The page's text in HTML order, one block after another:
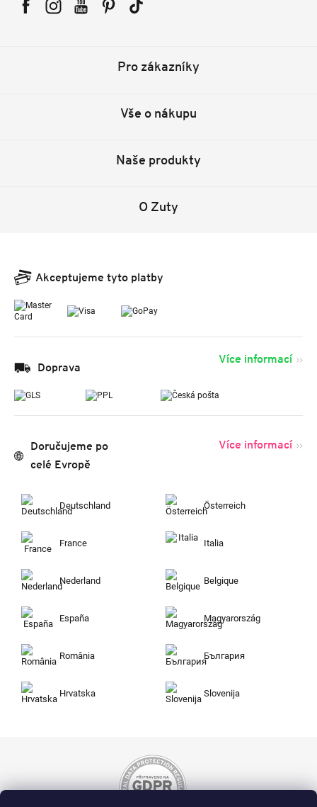
Pro zákazníky
Vše o nákupu
Naše produkty
O Zuty
Akceptujeme tyto platby
Doprava
Více informací
Doručujeme po
celé Evropě
Více informací
Deutschland Österreich
France Italia
Nederland Belgique
España Magyarország
România България
Hrvatska Slovenija